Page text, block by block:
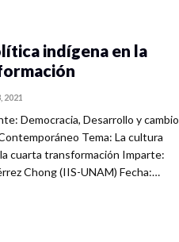
indígena en la
2021
Democracia, Desarrollo y cambio
Tema: La cultura
cuarta transformación Imparte:
Chong (IIS-UNAM) Fecha:…